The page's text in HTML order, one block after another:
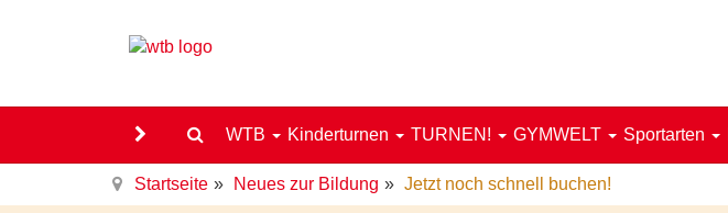
WTB Kinderturnen TURNEN! GYMWELT Sportarten
Startseite Neues zur Bildung Jetzt noch schnell buchen!